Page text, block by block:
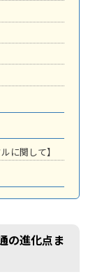
に関して】
の進化点ま